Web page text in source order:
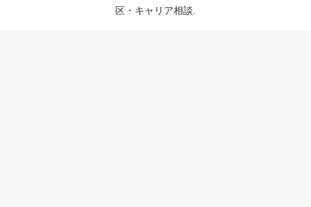
区・キャリア相談.